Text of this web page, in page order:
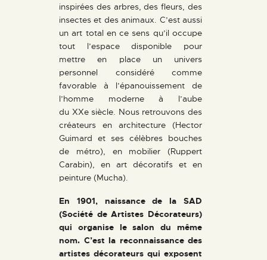
inspirées des arbres, des fleurs, des
insectes et des animaux. C’est aussi
un art total en ce sens qu’il occupe
tout l’espace disponible pour
mettre en place un univers
personnel considéré comme
favorable à l’épanouissement de
l’homme moderne à l’aube
du XXe siècle. Nous retrouvons des
créateurs en architecture (Hector
Guimard et ses célèbres bouches
de métro), en mobilier (Ruppert
Carabin), en art décoratifs et en
peinture (Mucha).
En 1901, naissance de la SAD
(Société de Artistes Décorateurs)
qui organise le salon du même
nom. C’est la reconnaissance des
artistes décorateurs qui exposent